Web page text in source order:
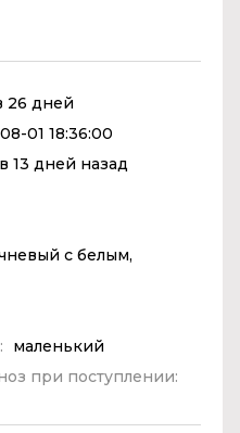
26 дней
01 18:36:00
13 дней назад
с белым,
маленький
при поступлении: